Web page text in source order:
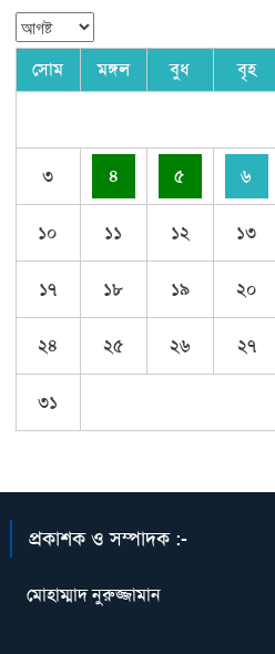
সোম মঙ্গল বুধ বৃহ
৩ ৪ ৫ ৬
১০ ১১ ১২ ১৩
১৭ ১৮ ১৯ ২০
২৪ ২৫ ২৬ ২৭
৩১
প্রকাশক ও সম্পাদক :-
মোহাম্মাদ নুরুজ্জামান